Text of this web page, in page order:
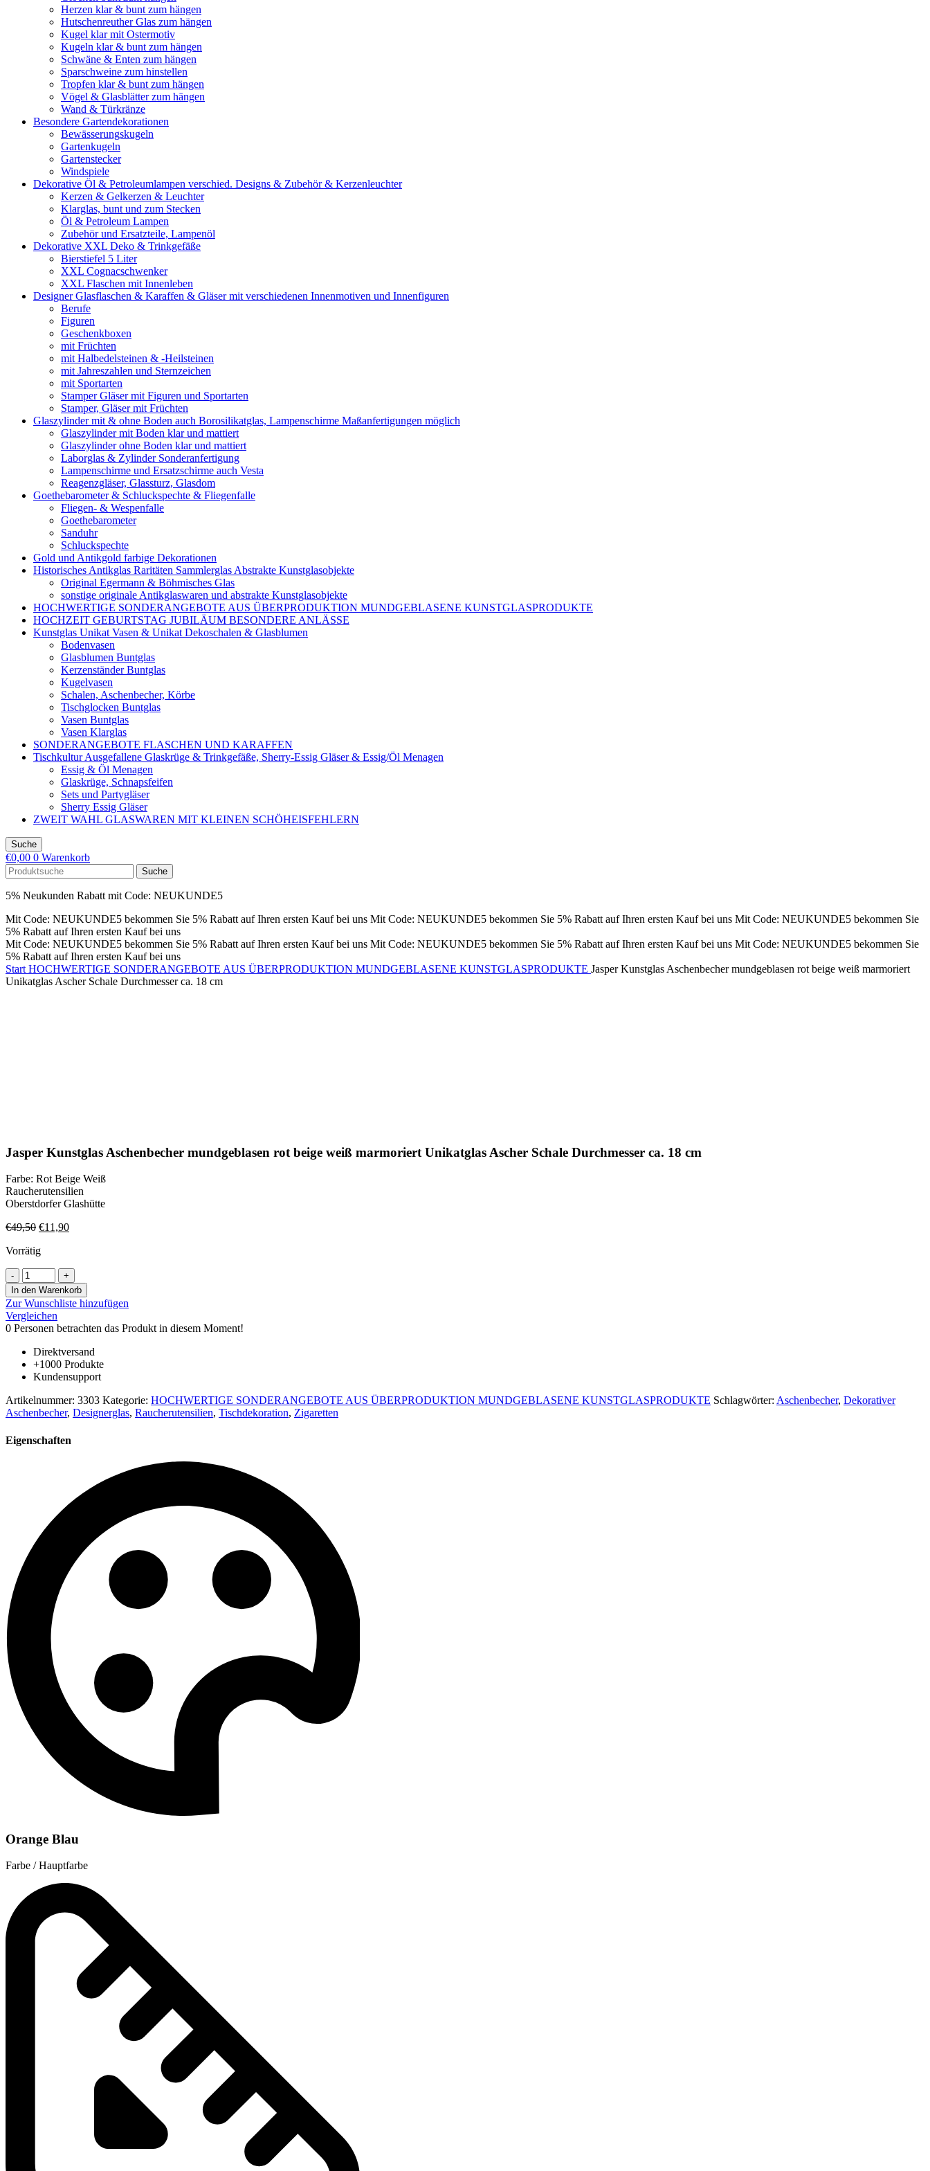
Herzen klar & bunt zum hängen
Hutschenreuther Glas zum hängen
Kugel klar mit Ostermotiv
Kugeln klar & bunt zum hängen
Schwäne & Enten zum hängen
Sparschweine zum hinstellen
Tropfen klar & bunt zum hängen
Vögel & Glasblätter zum hängen
Wand & Türkränze
Besondere Gartendekorationen
Bewässerungskugeln
Gartenkugeln
Gartenstecker
Windspiele
Dekorative Öl & Petroleumlampen verschied. Designs & Zubehör & Kerzenleuchter
Kerzen & Gelkerzen & Leuchter
Klarglas, bunt und zum Stecken
Öl & Petroleum Lampen
Zubehör und Ersatzteile, Lampenöl
Dekorative XXL Deko & Trinkgefäße
Bierstiefel 5 Liter
XXL Cognacschwenker
XXL Flaschen mit Innenleben
Designer Glasflaschen & Karaffen & Gläser mit verschiedenen Innenmotiven und Innenfiguren
Berufe
Figuren
Geschenkboxen
mit Früchten
mit Halbedelsteinen & -Heilsteinen
mit Jahreszahlen und Sternzeichen
mit Sportarten
Stamper Gläser mit Figuren und Sportarten
Stamper, Gläser mit Früchten
Glaszylinder mit & ohne Boden auch Borosilikatglas, Lampenschirme Maßanfertigungen möglich
Glaszylinder mit Boden klar und mattiert
Glaszylinder ohne Boden klar und mattiert
Laborglas & Zylinder Sonderanfertigung
Lampenschirme und Ersatzschirme auch Vesta
Reagenzgläser, Glassturz, Glasdom
Goethebarometer & Schluckspechte & Fliegenfalle
Fliegen- & Wespenfalle
Goethebarometer
Sanduhr
Schluckspechte
Gold und Antikgold farbige Dekorationen
Historisches Antikglas Raritäten Sammlerglas Abstrakte Kunstglasobjekte
Original Egermann & Böhmisches Glas
sonstige originale Antikglaswaren und abstrakte Kunstglasobjekte
HOCHWERTIGE SONDERANGEBOTE AUS ÜBERPRODUKTION MUNDGEBLASENE KUNSTGLASPRODUKTE
HOCHZEIT GEBURTSTAG JUBILÄUM BESONDERE ANLÄSSE
Kunstglas Unikat Vasen & Unikat Dekoschalen & Glasblumen
Bodenvasen
Glasblumen Buntglas
Kerzenständer Buntglas
Kugelvasen
Schalen, Aschenbecher, Körbe
Tischglocken Buntglas
Vasen Buntglas
Vasen Klarglas
SONDERANGEBOTE FLASCHEN UND KARAFFEN
Tischkultur Ausgefallene Glaskrüge & Trinkgefäße, Sherry-Essig Gläser & Essig/Öl Menagen
Essig & Öl Menagen
Glaskrüge, Schnapsfeifen
Sets und Partygläser
Sherry Essig Gläser
ZWEIT WAHL GLASWAREN MIT KLEINEN SCHÖHEISFEHLERN
Suche
€0,00 0 Warenkorb
Suche
5% Neukunden Rabatt mit Code: NEUKUNDE5
Mit Code: NEUKUNDE5 bekommen Sie 5% Rabatt auf Ihren ersten Kauf bei uns Mit Code: NEUKUNDE5 bekommen Sie 5% Rabatt auf Ihren ersten Kauf bei uns Mit Code: NEUKUNDE5 bekommen Sie
5% Rabatt auf Ihren ersten Kauf bei uns
Mit Code: NEUKUNDE5 bekommen Sie 5% Rabatt auf Ihren ersten Kauf bei uns Mit Code: NEUKUNDE5 bekommen Sie 5% Rabatt auf Ihren ersten Kauf bei uns Mit Code: NEUKUNDE5 bekommen Sie
5% Rabatt auf Ihren ersten Kauf bei uns
Start HOCHWERTIGE SONDERANGEBOTE AUS ÜBERPRODUKTION MUNDGEBLASENE KUNSTGLASPRODUKTE Jasper Kunstglas Aschenbecher mundgeblasen rot beige weiß marmoriert
Unikatglas Ascher Schale Durchmesser ca. 18 cm
Jasper Kunstglas Aschenbecher mundgeblasen rot beige weiß marmoriert Unikatglas Ascher Schale Durchmesser ca. 18 cm
Farbe: Rot Beige Weiß
Raucherutensilien
Oberstdorfer Glashütte
€49,50 Ursprünglicher
war:
€11,90Aktueller
Vorrätig
Jasper
Kunstglas
Aschenbecher
mundgeblasen
rot
beige
weiß
marmoriert
Unikatglas
Schale
Durchmesser
18
cm
In den Warenkorb
Zur Wunschliste hinzufügen
Vergleichen
0 Personen betrachten das Produkt in diesem Moment!
Direktversand
+1000 Produkte
Kundensupport
Artikelnummer: 3303 Kategorie: HOCHWERTIGE SONDERANGEBOTE AUS ÜBERPRODUKTION MUNDGEBLASENE KUNSTGLASPRODUKTE Schlagwörter: Aschenbecher, Dekorativer
Aschenbecher, Designerglas, Raucherutensilien, Tischdekoration, Zigaretten
Eigenschaften
Orange Blau
Farbe / Hauptfarbe